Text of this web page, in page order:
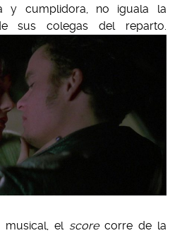
y cumplidora, no iguala la
sus colegas del reparto.
el scorecorre de la